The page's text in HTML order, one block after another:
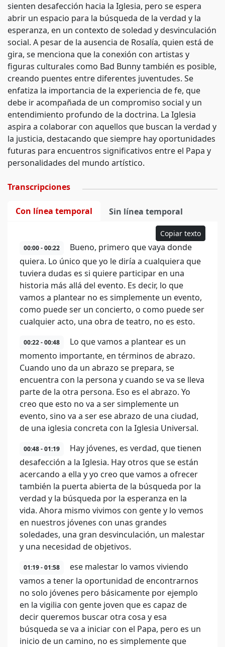
sienten desafección hacia la Iglesia, pero se espera
abrir un espacio para la búsqueda de la verdad y la
esperanza, en un contexto de soledad y desvinculación
social. A pesar de la ausencia de Rosalía, quien está de
gira, se menciona que la conexión con artistas y
figuras culturales como Bad Bunny también es posible,
creando puentes entre diferentes juventudes. Se
enfatiza la importancia de la experiencia de fe, que
debe ir acompañada de un compromiso social y un
entendimiento profundo de la doctrina. La Iglesia
aspira a colaborar con aquellos que buscan la verdad y
la justicia, destacando que siempre hay oportunidades
futuras para encuentros significativos entre el Papa y
personalidades del mundo artístico.
Transcripciones
Con línea temporal Sin línea temporal
Copiar texto
00:00 - 00:22
Bueno, primero que vaya donde
quiera. Lo único que yo le diría a cualquiera que
tuviera dudas es si quiere participar en una
historia más allá del evento. Es decir, lo que
vamos a plantear no es simplemente un evento,
como puede ser un concierto, o como puede ser
cualquier acto, una obra de teatro, no es esto.
00:22 - 00:48
Lo que vamos a plantear es un
momento importante, en términos de abrazo.
Cuando uno da un abrazo se prepara, se
encuentra con la persona y cuando se va se lleva
parte de la otra persona. Eso es el abrazo. Yo
creo que esto no va a ser simplemente un
evento, sino va a ser ese abrazo de una ciudad,
de una iglesia concreta con la Iglesia Universal.
00:48 - 01:19
Hay jóvenes, es verdad, que tienen
desafección a la Iglesia. Hay otros que se están
acercando a ella y yo creo que vamos a ofrecer
también la puerta abierta de la búsqueda por la
verdad y la búsqueda por la esperanza en la
vida. Ahora mismo vivimos con gente y lo vemos
en nuestros jóvenes con unas grandes
soledades, una gran desvinculación, un malestar
y una necesidad de objetivos.
01:19 - 01:58
ese malestar lo vamos viviendo
vamos a tener la oportunidad de encontrarnos
no solo jóvenes pero básicamente por ejemplo
en la vigilia con gente joven que es capaz de
decir queremos buscar otra cosa y esa
búsqueda se va a iniciar con el Papa, pero es un
inicio de un camino, no es simplemente que